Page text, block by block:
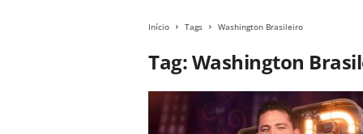
Início Tags Washington Brasileiro
Tag: Washington